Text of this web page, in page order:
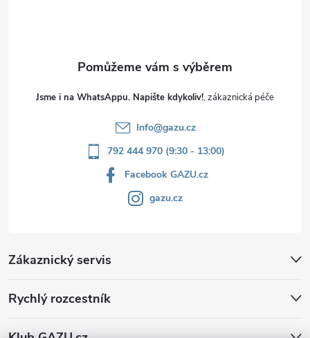
Jsme i na WhatsAppu. Napište kdykoliv!
Info@gazu.cz
792 444 970 (9:30 - 13:00)
Facebook GAZU.cz
gazu.cz
Zákaznický servis
Rychlý rozcestník